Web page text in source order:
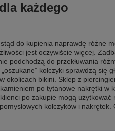
każdego
do kupienia naprawdę różne
jest oczywiście więcej.
podchodzą do przekłuwania
kolczyki sprawdzą się
okolicach bikini. Sklep z
po tytanowe nakrętki w
po zakupie mogą użytkować
kolczyków i nakrętek.